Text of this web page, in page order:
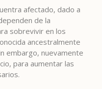
afectado, dado a
de la
sobrevivir en los
ancestralmente
embargo, nuevamente
para aumentar las